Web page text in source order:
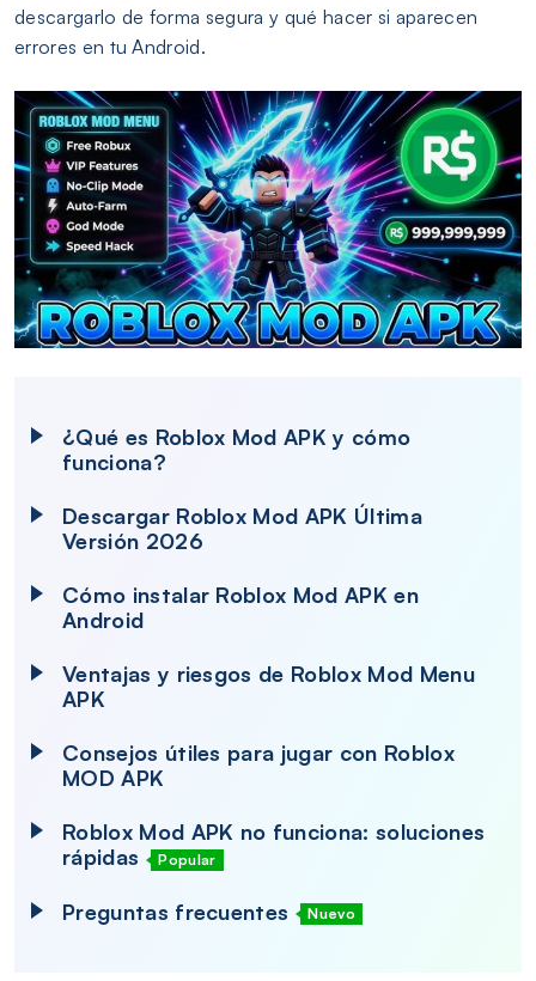
descargarlo de forma segura y qué hacer si aparecen
errores en tu Android.
¿Qué es Roblox Mod APK y cómo
funciona?
Descargar Roblox Mod APK Última
Versión 2026
Cómo instalar Roblox Mod APK en
Android
Ventajas y riesgos de Roblox Mod Menu
APK
Consejos útiles para jugar con Roblox
MOD APK
Roblox Mod APK no funciona: soluciones
rápidas
Popular
Preguntas frecuentes Nuevo